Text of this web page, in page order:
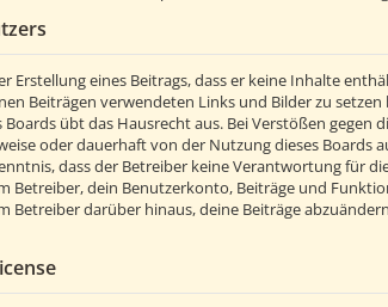
Erstellung eines Beitrags, dass er keine Inhalte
Beiträgen verwendeten Links und Bilder zu setzen
Boards übt das Hausrecht aus. Bei Verstößen
oder dauerhaft von der Nutzung dieses Boards
dass der Betreiber keine Verantwortung für
Betreiber, dein Benutzerkonto, Beiträge und
Betreiber darüber hinaus, deine Beiträge